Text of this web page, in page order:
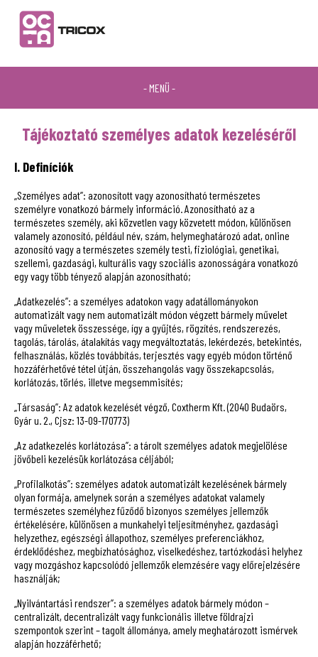
- MENÜ -
Tájékoztató személyes adatok kezeléséről
I. Definíciók
„Személyes adat”: azonosított vagy azonosítható természetes
személyre vonatkozó bármely információ. Azonosítható az a
természetes személy, aki közvetlen vagy közvetett módon, különösen
valamely azonosító, például név, szám, helymeghatározó adat, online
azonosító vagy a természetes személy testi, fiziológiai, genetikai,
szellemi, gazdasági, kulturális vagy szociális azonosságára vonatkozó
egy vagy több tényező alapján azonosítható;
„Adatkezelés”: a személyes adatokon vagy adatállományokon
automatizált vagy nem automatizált módon végzett bármely művelet
vagy műveletek összessége, így a gyűjtés, rögzítés, rendszerezés,
tagolás, tárolás, átalakítás vagy megváltoztatás, lekérdezés, betekintés,
felhasználás, közlés továbbítás, terjesztés vagy egyéb módon történő
hozzáférhetővé tétel útján, összehangolás vagy összekapcsolás,
korlátozás, törlés, illetve megsemmisítés;
„Társaság”: Az adatok kezelését végző, Coxtherm Kft. (2040 Budaörs,
Gyár u. 2., Cjsz: 13-09-170773)
„Az adatkezelés korlátozása”: a tárolt személyes adatok megjelölése
jövőbeli kezelésük korlátozása céljából;
„Profilalkotás”: személyes adatok automatizált kezelésének bármely
olyan formája, amelynek során a személyes adatokat valamely
természetes személyhez fűződő bizonyos személyes jellemzők
értékelésére, különösen a munkahelyi teljesítményhez, gazdasági
helyzethez, egészségi állapothoz, személyes preferenciákhoz,
érdeklődéshez, megbízhatósághoz, viselkedéshez, tartózkodási helyhez
vagy mozgáshoz kapcsolódó jellemzők elemzésére vagy előrejelzésére
használják;
„Nyilvántartási rendszer”: a személyes adatok bármely módon –
centralizált, decentralizált vagy funkcionális illetve földrajzi
szempontok szerint – tagolt állománya, amely meghatározott ismérvek
alapján hozzáférhető;